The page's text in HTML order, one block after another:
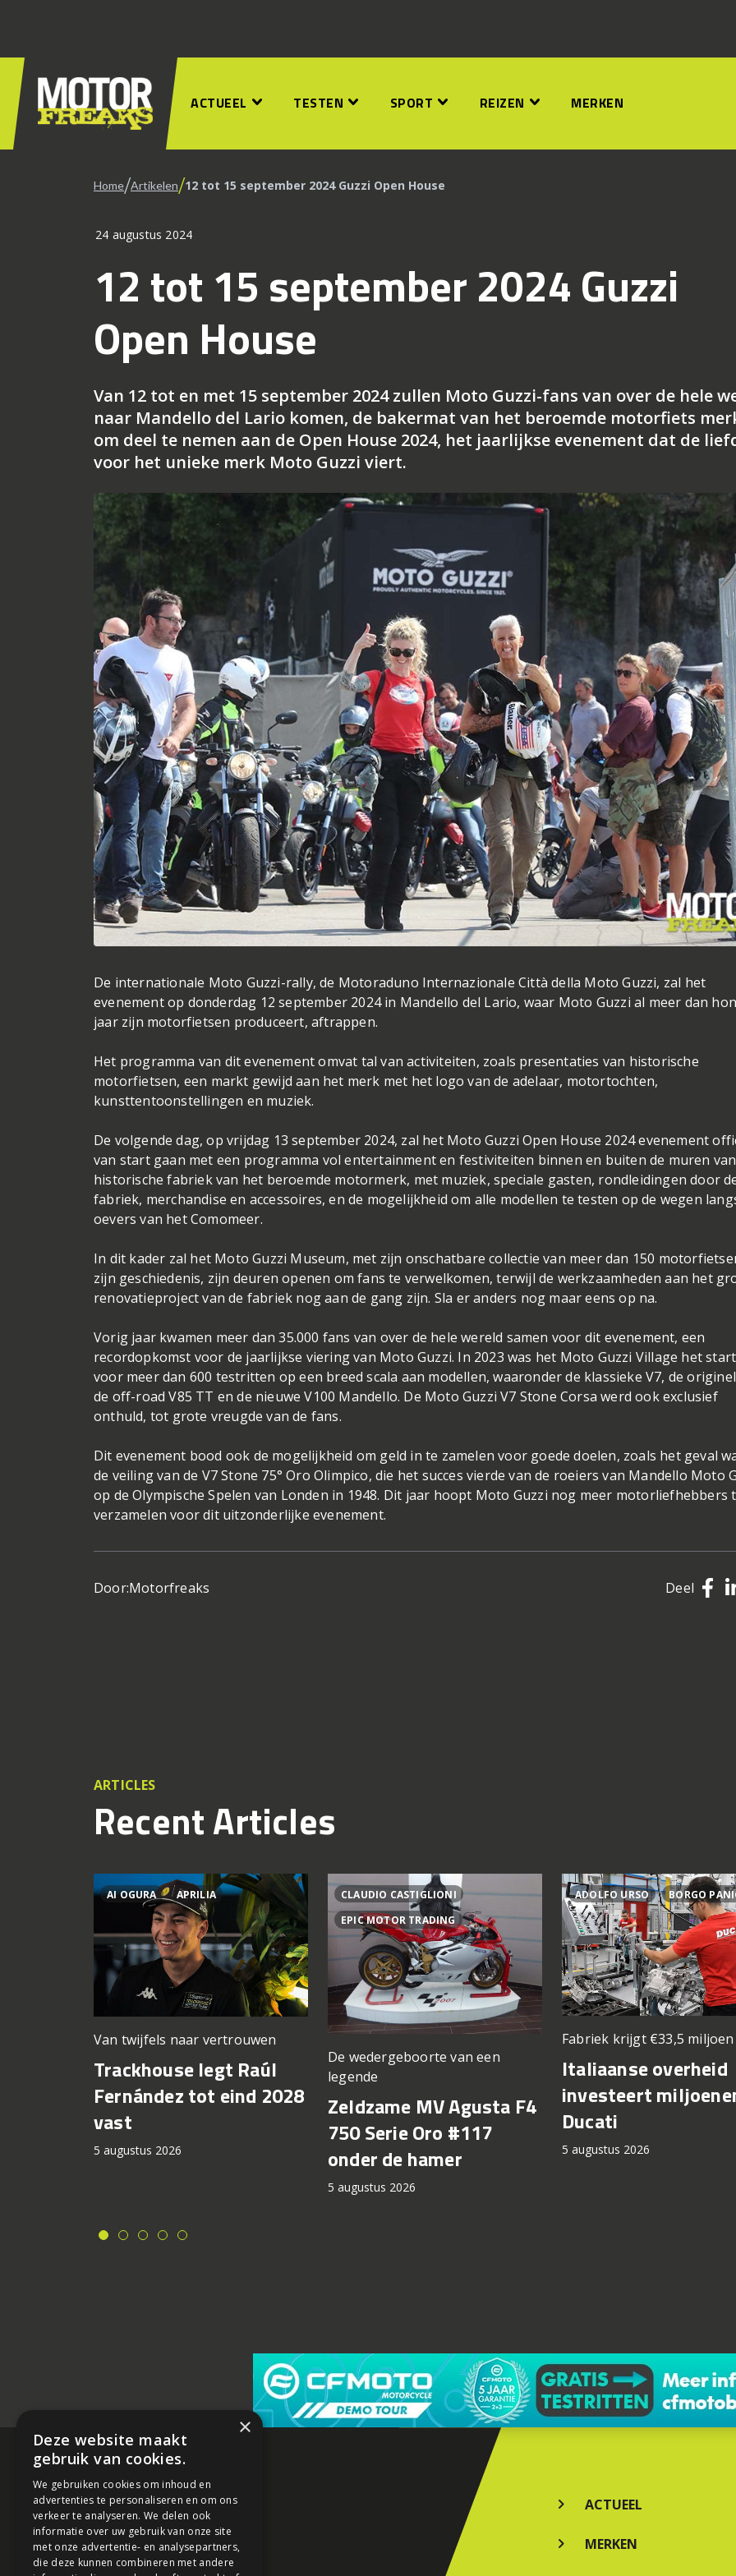
ACTUEEL TESTEN SPORT REIZEN MERKEN
Home/Artikelen/12 tot 15 september 2024 Guzzi Open House
24 augustus 2024
12 tot 15 september 2024 Guzzi
Open House
Van 12 tot en met 15 september 2024 zullen Moto Guzzi-fans van over de hele
naar Mandello del Lario komen, de bakermat van het beroemde motorfiets
om deel te nemen aan de Open House 2024, het jaarlijkse evenement dat de
voor het unieke merk Moto Guzzi viert.
De internationale Moto Guzzi-rally, de Motoraduno Internazionale Città della Moto Guzzi, zal het
evenement op donderdag 12 september 2024 in Mandello del Lario, waar Moto Guzzi al meer dan
jaar zijn motorfietsen produceert, aftrappen.
Het programma van dit evenement omvat tal van activiteiten, zoals presentaties van historische
motorfietsen, een markt gewijd aan het merk met het logo van de adelaar, motortochten,
kunsttentoonstellingen en muziek.
De volgende dag, op vrijdag 13 september 2024, zal het Moto Guzzi Open House 2024 evenement
van start gaan met een programma vol entertainment en festiviteiten binnen en buiten de muren
historische fabriek van het beroemde motormerk, met muziek, speciale gasten, rondleidingen door
fabriek, merchandise en accessoires, en de mogelijkheid om alle modellen te testen op de wegen
oevers van het Comomeer.
In dit kader zal het Moto Guzzi Museum, met zijn onschatbare collectie van meer dan 150
zijn geschiedenis, zijn deuren openen om fans te verwelkomen, terwijl de werkzaamheden aan het
renovatieproject van de fabriek nog aan de gang zijn. Sla er anders nog maar eens op na.
Vorig jaar kwamen meer dan 35.000 fans van over de hele wereld samen voor dit evenement, een
recordopkomst voor de jaarlijkse viering van Moto Guzzi. In 2023 was het Moto Guzzi Village het
voor meer dan 600 testritten op een breed scala aan modellen, waaronder de klassieke V7, de
de off-road V85 TT en de nieuwe V100 Mandello. De Moto Guzzi V7 Stone Corsa werd ook exclusief
onthuld, tot grote vreugde van de fans.
Dit evenement bood ook de mogelijkheid om geld in te zamelen voor goede doelen, zoals het geval
de veiling van de V7 Stone 75° Oro Olimpico, die het succes vierde van de roeiers van Mandello Moto
op de Olympische Spelen van Londen in 1948. Dit jaar hoopt Moto Guzzi nog meer motorliefhebbers
verzamelen voor dit uitzonderlijke evenement.
Door:Motorfreaks Deel
ARTICLES
Recent Articles
AI OGURA APRILIA
Van twijfels naar vertrouwen
Trackhouse legt Raúl
Fernández tot eind 2028
vast
5 augustus 2026
CLAUDIO CASTIGLIONI
EPIC MOTOR TRADING
De wedergeboorte van een
legende
Zeldzame MV Agusta F4
750 Serie Oro #117
onder de hamer
5 augustus 2026
ADOLFO URSO BORGO
Fabriek krijgt €33,5
Italiaanse overheid
investeert
Ducati
5 augustus 2026
ACTUEEL
MERKEN
×
Deze website maakt
gebruik van cookies.
We gebruiken cookies om inhoud en
advertenties te personaliseren en om ons
verkeer te analyseren. We delen ook
informatie over uw gebruik van onze site
met onze advertentie- en analysepartners,
die deze kunnen combineren met andere